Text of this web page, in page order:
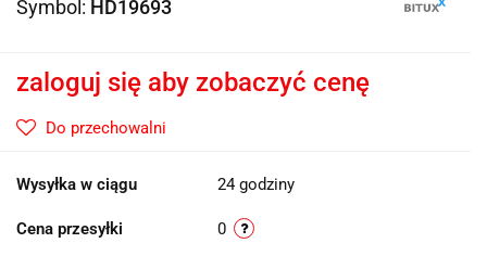
Symbol: HD19693
zaloguj się aby zobaczyć cenę
Do przechowalni
Wysyłka w ciągu 24 godziny
Cena przesyłki 0